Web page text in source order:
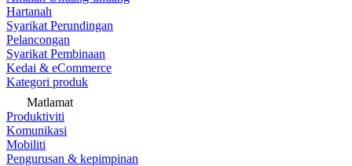
Hartanah
Syarikat Perundingan
Pelancongan
Syarikat Pembinaan
Kedai & eCommerce
Kategori produk
Matlamat
Produktiviti
Komunikasi
Mobiliti
Pengurusan & kepimpinan